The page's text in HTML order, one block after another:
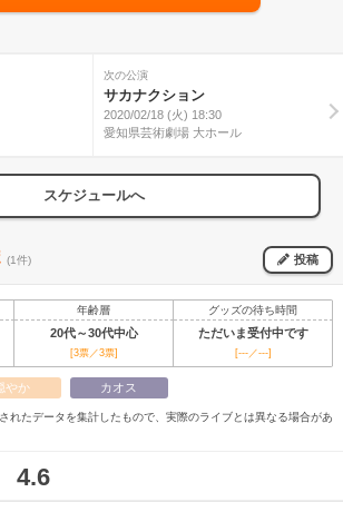
次の公演
サカナクション
2020/02/18 (火) 18:30
愛知県芸術劇場 大ホール
スケジュールへ
(1件) 投稿
年齢層 グッズの待ち時間
20代～30代中心 ただいま受付中です
[3票／3票] [---／---]
やか カオス
れたデータを集計したもので、実際のライブとは異なる場合があ
4.6